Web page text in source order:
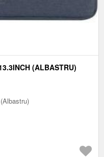
(ALBASTRU)